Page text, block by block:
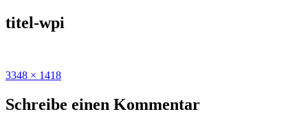
Zum
Inhalt
titel-wpi
Originalgröße
3348 × 1418
Schreibe einen Kommentar